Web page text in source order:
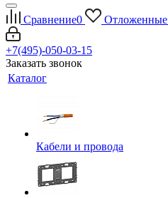
Сравнение0 Отложенные
+7(495)-050-03-15
Заказать звонок
Каталог
Кабели и провода